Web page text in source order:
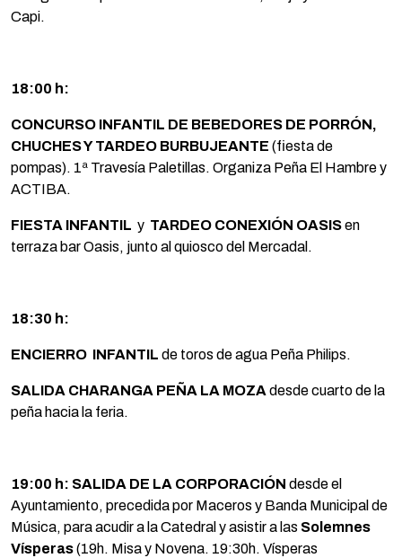
Capi.
18:00 h:
CONCURSO INFANTIL DE BEBEDORES DE PORRÓN,
CHUCHES Y TARDEO BURBUJEANTE (fiesta de
pompas). 1ª Travesía Paletillas. Organiza Peña El Hambre y
ACTIBA.
FIESTA INFANTIL y TARDEO CONEXIÓN OASISen
terraza bar Oasis, junto al quiosco del Mercadal.
18:30 h:
ENCIERRO INFANTIL de toros de agua Peña Philips.
SALIDA CHARANGA PEÑA LA MOZA desde cuarto de la
peña hacia la feria.
19:00 h: SALIDA DE LA CORPORACIÓN desde el
Ayuntamiento, precedida por Maceros y Banda Municipal de
Música, para acudir a la Catedral y asistir a las Solemnes
Vísperas(19h. Misa y Novena. 19:30h. Vísperas